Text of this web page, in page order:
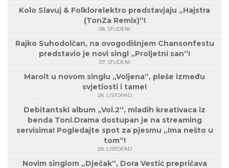
Kolo Slavuj & Folklorelektro predstavjaju „Hajstra
(TonZa Remix)“!
08. STUDENI
Rajko Suhodolčan, na ovogodišnjem Chansonfestu
predstavio je novi singl „Proljetni san“!
07. STUDENI
Marolt u novom singlu „Voljena“, pleše između
svjetlosti i tame!
28. LISTOPAD
Debitantski album „Vol.2“, mladih kreativaca iz
benda Toni.Drama dostupan je na streaming
servisima! Pogledajte spot za pjesmu „Ima nešto u
tom“!
28. LISTOPAD
Novim singlom „Dječak“, Dora Vestić prepričava